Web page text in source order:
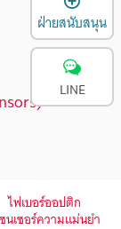
ไฟเบอร์ออปติก
นเซอร์ความแม่นยำ
ฝ่ายสนับสนุน
LINE